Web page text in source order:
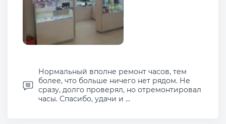
Нормальный вполне ремонт часов, тем
более, что больше ничего нет рядом. Не
сразу, долго проверял, но отремонтировал
часы. Спасибо, удачи и ...